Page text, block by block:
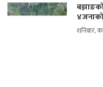
शनिबार,